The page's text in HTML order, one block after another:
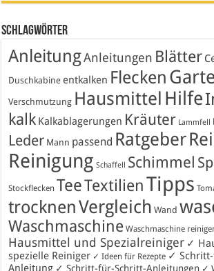
Schlagwörter
AnleitungAnleitungen Blätter
Duschkabine entkalken Flecken
Verschmutzung Hausmittel Hilfe
kalk Kalkablagerungen Kräuter Lammfell
Leder Mann passend Ratgeber
Reinigung Schaffell Schimmel
Stockflecken TeeTextilienTipps
trocknenVergleich Wand
Waschmaschine Waschmaschine
Hausmittel und Spezialreiniger ✓
spezielle Reiniger ✓ Ideen für Rezepte ✓
Anleitung ✓ Schritt-für-Schritt-Anleitungen ✓